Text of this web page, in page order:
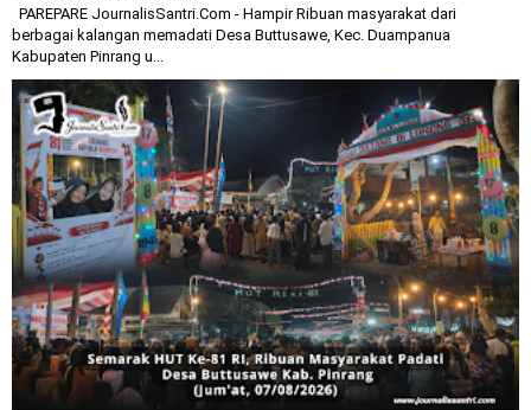
PAREPARE JournalisSantri.Com - Hampir Ribuan masyarakat dari
berbagai kalangan memadati Desa Buttusawe, Kec. Duampanua
Kabupaten Pinrang u...